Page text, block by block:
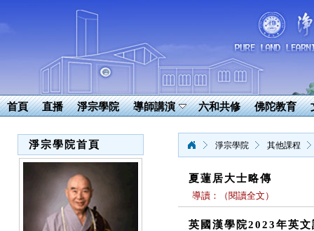
首頁 直播 淨宗學院 導師講演 六和共修 佛陀教育
淨宗學院首頁 淨宗學院 其他課程
夏蓮居大士略傳
導讀： （ 閱讀全文 ）
英國漢學院2023年英文